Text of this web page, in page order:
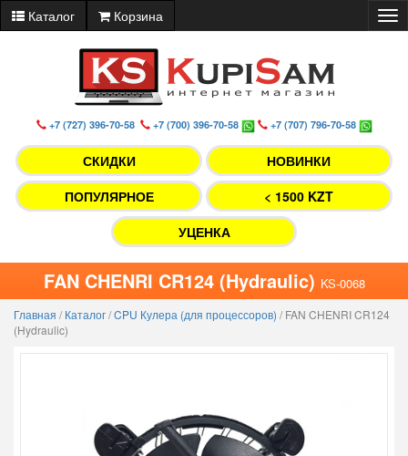
Каталог Корзина
+7 (727) 396-70-58 +7 (700) 396-70-58 +7 (707) 796-70-58
СКИДКИ
НОВИНКИ
ПОПУЛЯРНОЕ
< 1500 KZT
УЦЕНКА
FAN CHENRI CR124 (Hydraulic) KS-0068
Главная /Каталог/CPU Кулера (для процессоров) /FAN CHENRI CR124
(Hydraulic)